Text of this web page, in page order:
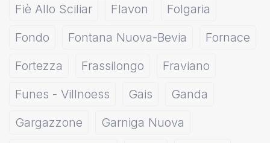
Fiè Allo Sciliar
Flavon
Folgaria
Fondo
Fontana Nuova-Bevia
Fornace
Fortezza
Frassilongo
Fraviano
Funes - Villnoess
Gais
Ganda
Gargazzone
Garniga Nuova